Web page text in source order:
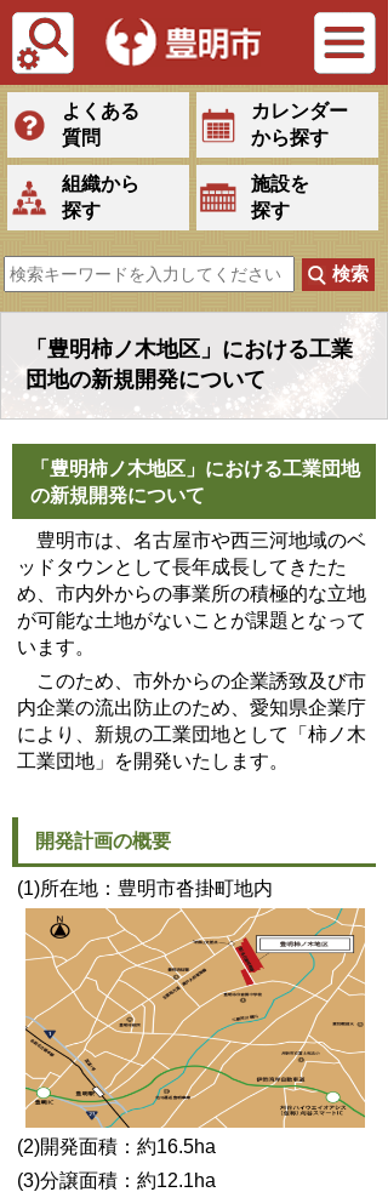
Tiếng Việt
よくある
質問
カレンダー
から探す
組織から
探す
施設を
探す
「豊明柿ノ木地区」における工業
団地の新規開発について
「豊明柿ノ木地区」における工業団地
の新規開発について
豊明市は、名古屋市や西三河地域のベ
ッドタウンとして長年成長してきたた
め、市内外からの事業所の積極的な立地
が可能な土地がないことが課題となって
います。
このため、市外からの企業誘致及び市
内企業の流出防止のため、愛知県企業庁
により、新規の工業団地として「柿ノ木
工業団地」を開発いたします。
開発計画の概要
(1)所在地：豊明市沓掛町地内
(2)開発面積：約16.5ha
(3)分譲面積：約12.1ha